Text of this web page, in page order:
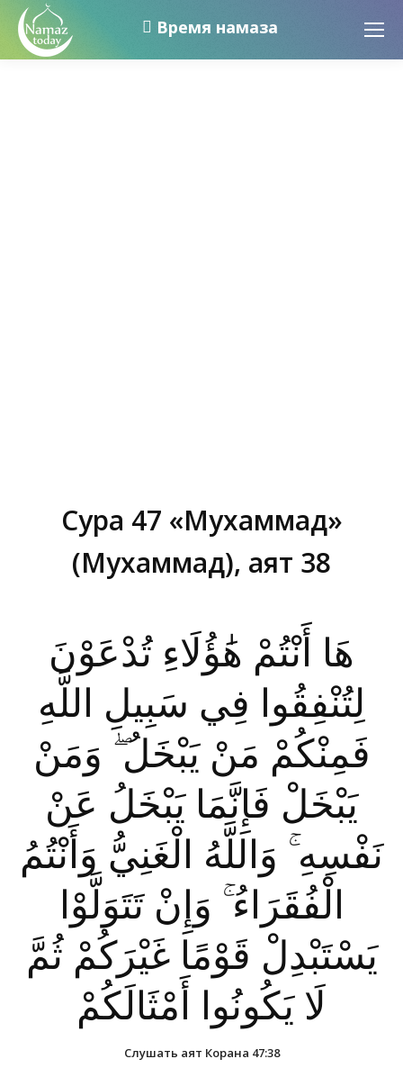
Время намаза
Сура 47 «Мухаммад»
(Мухаммад), аят 38
هَا أَنْتُمْ هَٰؤُلَاءِ تُدْعَوْنَ
لِتُنْفِقُوا فِي سَبِيلِ اللَّهِ
فَمِنْكُمْ مَنْ يَبْخَلُ ۖ وَمَنْ
يَبْخَلْ فَإِنَّمَا يَبْخَلُ عَنْ
نَفْسِهِ ۚ وَاللَّهُ الْغَنِيُّ وَأَنْتُمُ
الْفُقَرَاءُ ۚ وَإِنْ تَتَوَلَّوْا
يَسْتَبْدِلْ قَوْمًا غَيْرَكُمْ ثُمَّ
لَا يَكُونُوا أَمْثَالَكُمْ
Слушать аят Корана 47:38